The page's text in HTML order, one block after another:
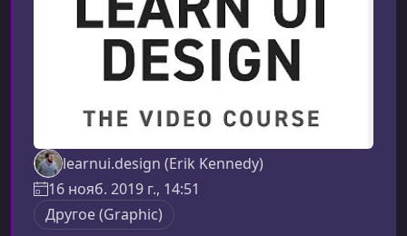
диапазон или избавиться от ощ
learnui.design (Erik Kennedy)
16 нояб. 2019 г., 14:51
Другое (Graphic)